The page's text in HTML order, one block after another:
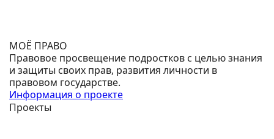
МОЁ ПРАВО
Правовое просвещение подростков с целью знания
и защиты своих прав, развития личности в
правовом государстве.
Информация о проекте
Проекты